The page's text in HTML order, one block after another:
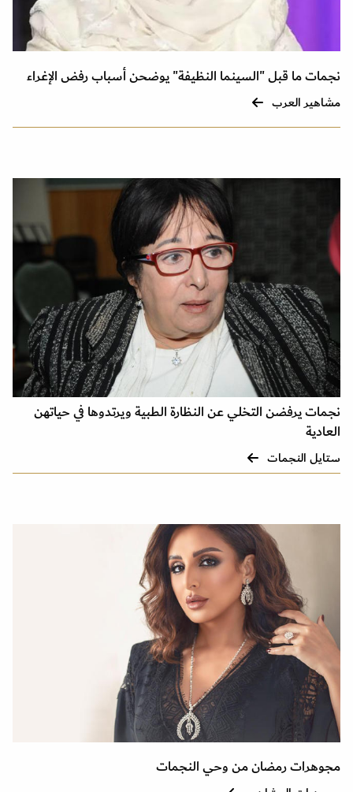
نجمات ما قبل "السينما النظيفة" يوضحن أسباب رفض الإغراء
مشاهير العرب
نجمات يرفضن التخلي عن النظارة الطبية ويرتدوها في حياتهن
العادية
ستايل النجمات
مجوهرات رمضان من وحي النجمات